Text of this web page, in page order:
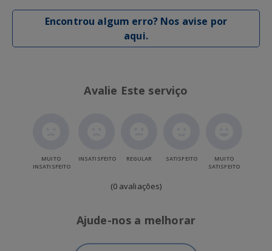
Encontrou algum erro? Nos avise por
aqui.
Avalie Este serviço
MUITO
INSATISFEITO
INSATISFEITO REGULAR SATISFEITO
MUITO
SATISFEITO
(0 avaliações)
Ajude-nos a melhorar